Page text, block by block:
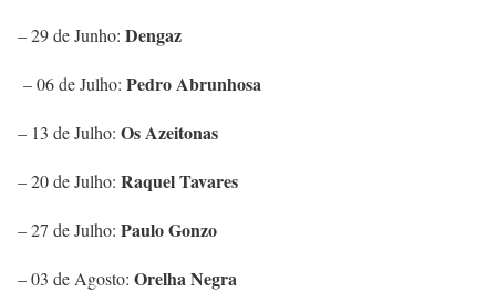
– 29 de Junho: Dengaz
– 06 de Julho: Pedro Abrunhosa
– 13 de Julho: Os Azeitonas
– 20 de Julho: Raquel Tavares
– 27 de Julho: Paulo Gonzo
– 03 de Agosto: Orelha Negra